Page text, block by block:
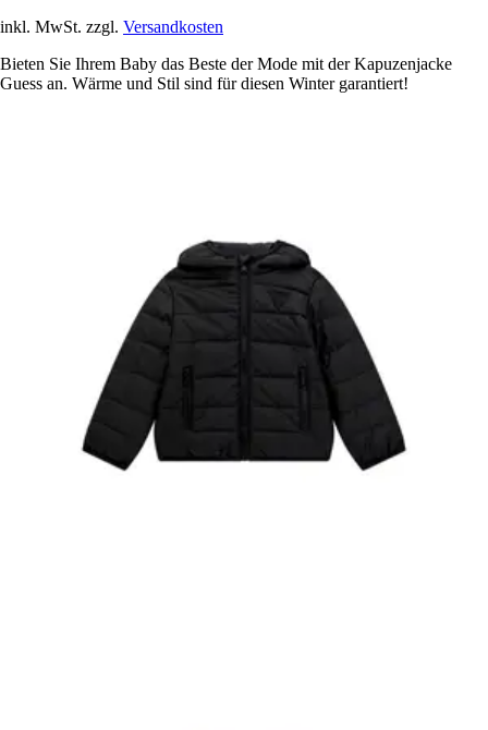
inkl. MwSt. zzgl. Versandkosten
Bieten Sie Ihrem Baby das Beste der Mode mit der Kapuzenjacke
Guess an. Wärme und Stil sind für diesen Winter garantiert!